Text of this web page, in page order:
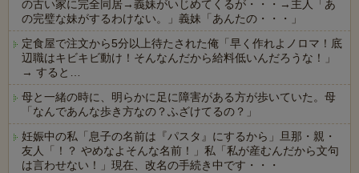
の古い家に完全同居→義妹がいじめてくるが・・・→主人「あ
の完璧な妹がするわけない。」義妹「あんたの・・・」
定食屋で注文から5分以上待たされた俺「早く作れよノロマ！底
辺職はキビキビ動け！そんなんだから給料低いんだろうな！」
→ すると…
母と一緒の時に、明らかに足に障害がある方が歩いていた。母
「なんであんな歩き方なの？ふざけてるの？」
妊娠中の私「息子の名前は『パスタ』にするから」旦那・親・
友人「！？ やめなよそんな名前！」私「私が産むんだから文句
は言わせない！」現在、改名の手続き中です・・・